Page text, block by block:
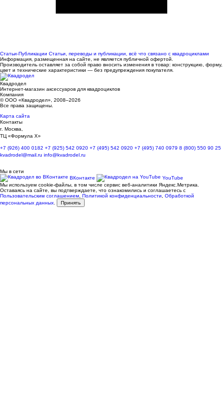
Статьи-Публикации Статьи, переводы и публикации, всё что связано с квадроциклами
Информация, размещенная на сайте, не является публичной офертой.
Производитель оставляет за собой право вносить изменения в товар: конструкцию, форму,
цвет и технические характеристики — без предупреждения покупателя.
Квадродел
Интернет-магазин аксессуаров для квадроциклов
Компания
© ООО «Квадродел», 2008–2026
Все права защищены.
Карта сайта
Контакты
г. Москва,
ТЦ «Формула Х»
+7 (926) 400 0182 +7 (925) 542 0920 +7 (495) 542 0920 +7 (495) 740 0979 8 (800) 550 90 25
kvadrodel@mail.ru info@kvadrodel.ru
Мы в сети
ВКонтакте
YouTube
Мы используем cookie-файлы, в том числе сервис веб-аналитики Яндекс.Метрика.
Оставаясь на сайте, вы подтверждаете, что ознакомились и соглашаетесь с
Пользовательским соглашением, Политикой конфиденциальности, Обработкой
персональных данных. Принять